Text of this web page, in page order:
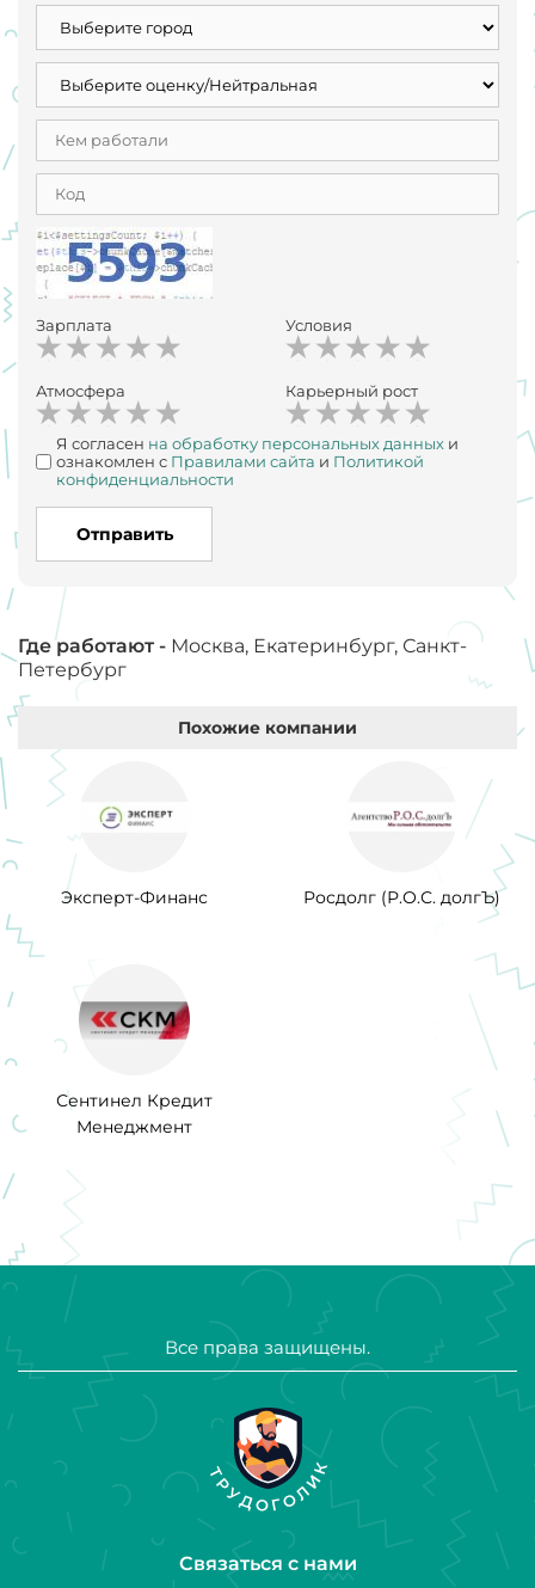
Зарплата Условия
Атмосфера Карьерный рост
Я согласен на обработку персональных данных и
ознакомлен с Правилами сайта и Политикой
конфиденциальности
Отправить
Где работают - Москва, Екатеринбург, Санкт-
Петербург
Похожие компании
Эксперт-Финанс Росдолг (Р.О.С. долгЪ)
Сентинел Кредит
Менеджмент
Все права защищены.
Связаться с нами